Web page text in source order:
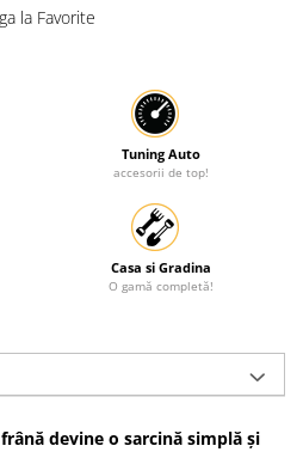
la Favorite
Tuning Auto
accesorii de top!
Casa si Gradina
O gamă completă!
devine o sarcină simplă și